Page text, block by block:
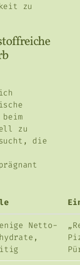
zu
zu
die
Netto-